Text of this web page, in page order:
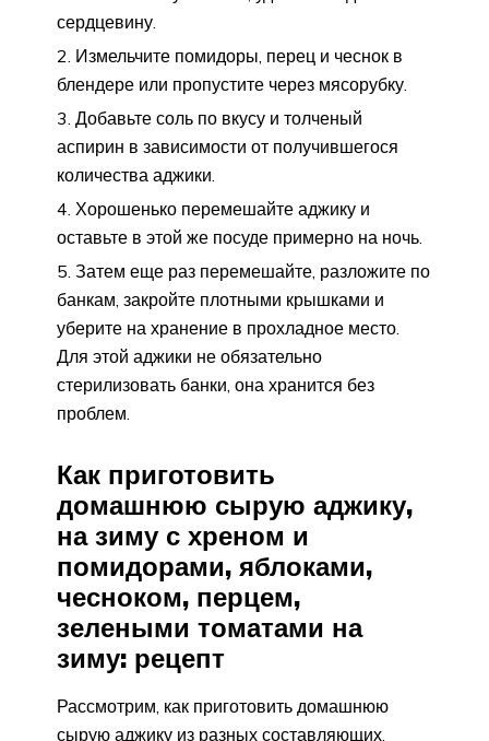
сердцевину.
Измельчите помидоры, перец и чеснок в
блендере или пропустите через мясорубку.
Добавьте соль по вкусу и толченый
аспирин в зависимости от получившегося
количества аджики.
Хорошенько перемешайте аджику и
оставьте в этой же посуде примерно на ночь.
Затем еще раз перемешайте, разложите по
банкам, закройте плотными крышками и
уберите на хранение в прохладное место.
Для этой аджики не обязательно
стерилизовать банки, она хранится без
проблем.
Как приготовить
домашнюю сырую аджику,
на зиму с хреном и
помидорами, яблоками,
чесноком, перцем,
зелеными томатами на
зиму: рецепт
Рассмотрим, как приготовить домашнюю
сырую аджику из разных составляющих.